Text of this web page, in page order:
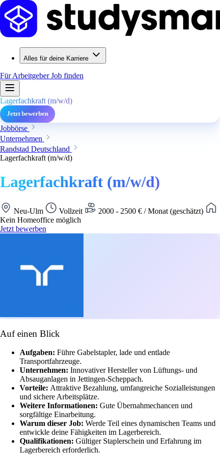
Alles für deine Karriere
Für ArbeitgeberJob finden
Lagerfachkraft (m/w/d)
Jetzt bewerben
Jobbörse
Unternehmen
Randstad Deutschland
Lagerfachkraft (m/w/d)
Lagerfachkraft (m/w/d)
Neu-Ulm Vollzeit
2000 - 2500 € / Monat (geschätzt)
Kein Homeoffice möglich
Jetzt bewerben
Auf einen Blick
Aufgaben: Führe Gabelstapler, lade und entlade
Transportfahrzeuge.
Unternehmen: Innovativer Hersteller von Lüftungs- und
Absauganlagen in Jettingen-Scheppach.
Vorteile: Attraktive Bezahlung, umfangreiche Sozialleistungen
und sichere Arbeitsplätze.
Weitere Informationen: Gute Übernahmechancen und
sorgfältige Einarbeitung.
Warum dieser Job: Werde Teil eines dynamischen Teams und
entwickle deine Fähigkeiten im Lagerbereich.
Qualifikationen: Gültiger Staplerschein und Erfahrung im
Lagerbereich erforderlich.